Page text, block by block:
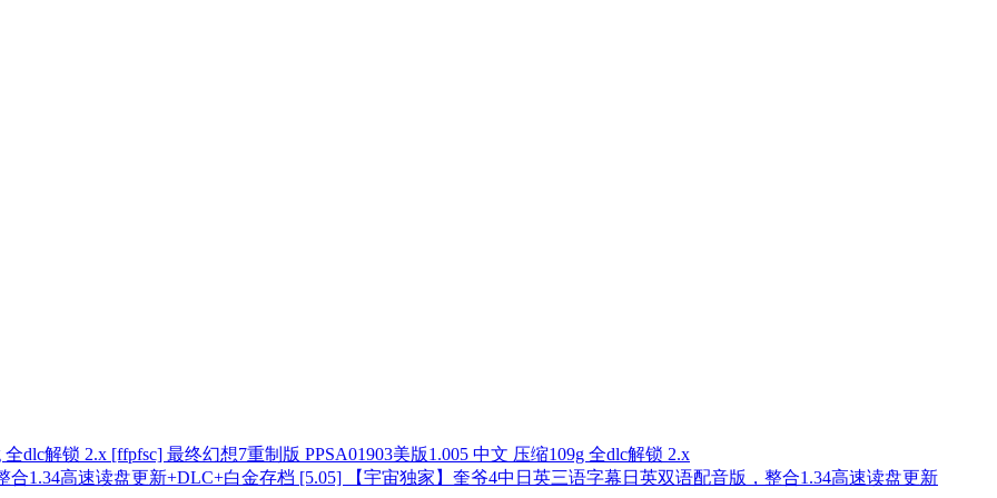
[ffpfsc] 最终幻想7重制版 PPSA01903美版1.005 中文 压缩109g 全dlc解锁 2.x
[5.05] 【宇宙独家】奎爷4中日英三语字幕日英双语配音版，整合1.34高速读盘更新